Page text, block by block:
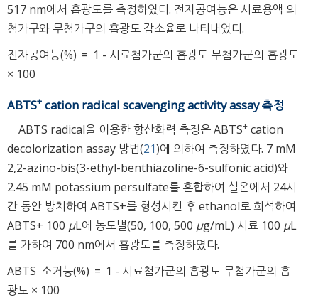
517 nm에서 흡광도를 측정하였다. 전자공여능은 시료용액 의
첨가구와 무첨가구의 흡광도 감소율로 나타내었다.
전자공여능(%) = 1 - 시료첨가군의 흡광도 무첨가군의 흡광도
× 100
ABTS+ cation radical scavenging activity assay 측정
ABTS radical을 이용한 항산화력 측정은 ABTS+ cation
decolorization assay 방법(21)에 의하여 측정하였다. 7 mM
2,2-azino-bis(3-ethyl-benthiazoline-6-sulfonic acid)와
2.45 mM potassium persulfate를 혼합하여 실온에서 24시
간 동안 방치하여 ABTS+를 형성시킨 후 ethanol로 희석하여
ABTS+ 100 μL에 농도별(50, 100, 500 μg/mL) 시료 100 μL
를 가하여 700 nm에서 흡광도를 측정하였다.
ABTS 소거능(%) = 1 - 시료첨가군의 흡광도 무첨가군의 흡
광도 × 100